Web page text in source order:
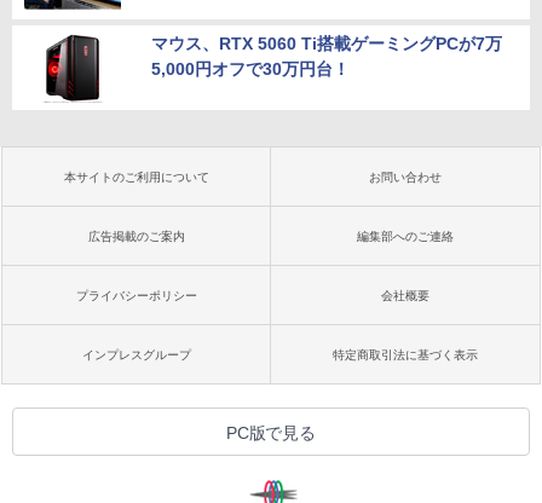
マウス、RTX 5060 Ti搭載ゲーミングPCが7万
5,000円オフで30万円台！
本サイトのご利用について お問い合わせ
広告掲載のご案内 編集部へのご連絡
プライバシーポリシー 会社概要
インプレスグループ 特定商取引法に基づく表示
PC版で見る